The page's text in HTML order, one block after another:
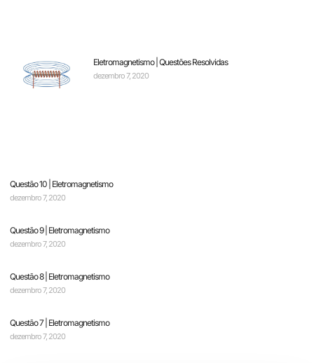
Eletromagnetismo | Questões Resolvidas
dezembro 7, 2020
Questão 10 | Eletromagnetismo
dezembro 7, 2020
Questão 9 | Eletromagnetismo
dezembro 7, 2020
Questão 8 | Eletromagnetismo
dezembro 7, 2020
Questão 7 | Eletromagnetismo
dezembro 7, 2020